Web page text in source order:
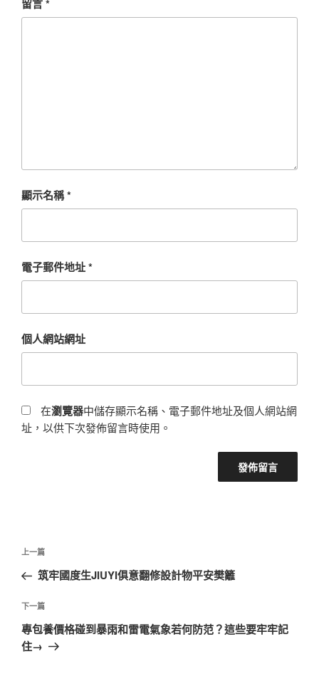
留言*
顯示名稱*
電子郵件地址*
個人網站網址
在瀏覽器中儲存顯示名稱、電子郵件地址及個人網站網
址，以供下次發佈留言時使用。
文
導
覽
上
一
文
章
上一篇
筑牢國度生JIUYI俱意翻修設計物平安樊籬
下
一
篇
下一篇
專包養價格碰到暴雨和雷電氣象若何防范？這些要牢牢記
住→